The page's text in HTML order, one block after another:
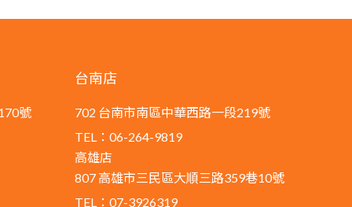
號
台南店
702 台南市南區中華西路一段219號
TEL：06-264-9819
高雄店
807 高雄市三民區大順三路359巷10號
TEL：07-3926319